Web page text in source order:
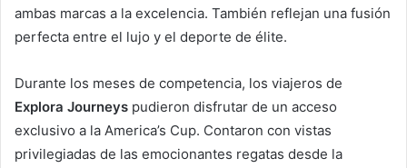
ambas marcas a la excelencia. También reflejan una fusión
perfecta entre el lujo y el deporte de élite.
Durante los meses de competencia, los viajeros de
Explora Journeys pudieron disfrutar de un acceso
exclusivo a la America’s Cup. Contaron con vistas
privilegiadas de las emocionantes regatas desde la